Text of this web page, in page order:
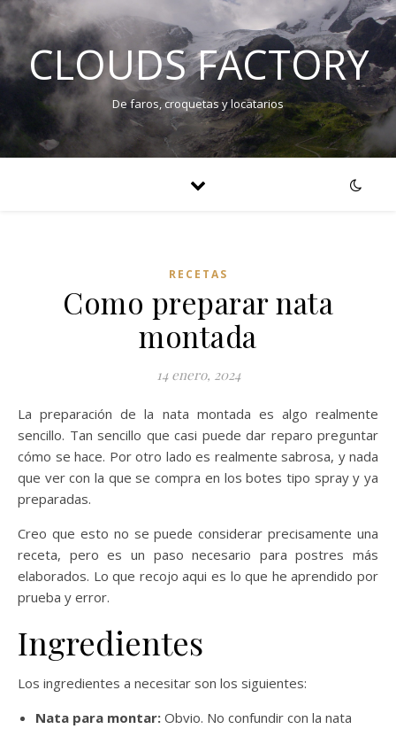
CLOUDS FACTORY
De faros, croquetas y locatarios
RECETAS
Como preparar nata
montada
14 enero, 2024
La preparación de la nata montada es algo realmente
sencillo. Tan sencillo que casi puede dar reparo preguntar
cómo se hace. Por otro lado es realmente sabrosa, y nada
que ver con la que se compra en los botes tipo spray y ya
preparadas.
Creo que esto no se puede considerar precisamente una
receta, pero es un paso necesario para postres más
elaborados. Lo que recojo aqui es lo que he aprendido por
prueba y error.
Ingredientes
Los ingredientes a necesitar son los siguientes:
Nata para montar: Obvio. No confundir con la nata